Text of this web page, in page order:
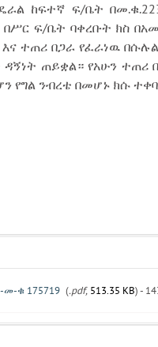
ከፍተኛ ፍ/ቤት
ፍ/ቤት ባቀረቡት ክስ
ተጠሪ በጋራ የፈራነዉ
ጠይቋል። የአሁን ተጠሪ
የግል ንብረቴ በመሆኑ ክሱ
ቁ 175719 (.pdf, 513.35 KB) -